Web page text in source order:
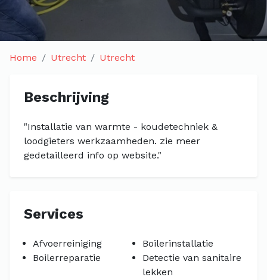
Home Utrecht Utrecht
Beschrijving
"Installatie van warmte - koudetechniek &
loodgieters werkzaamheden. zie meer
gedetailleerd info op website."
Services
Afvoerreiniging
Boilerinstallatie
Boilerreparatie
Detectie van sanitaire
lekken